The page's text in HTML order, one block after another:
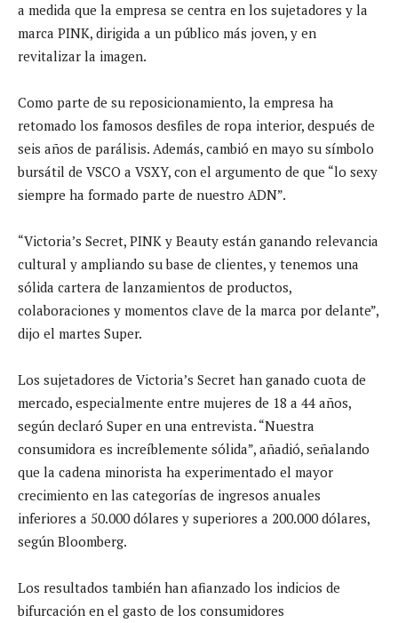
a medida que la empresa se centra en los sujetadores y la
marca PINK, dirigida a un público más joven, y en
revitalizar la imagen.
Como parte de su reposicionamiento, la empresa ha
retomado los famosos desfiles de ropa interior, después de
seis años de parálisis. Además, cambió en mayo su símbolo
bursátil de VSCO a VSXY, con el argumento de que “lo sexy
siempre ha formado parte de nuestro ADN”.
“Victoria’s Secret, PINK y Beauty están ganando relevancia
cultural y ampliando su base de clientes, y tenemos una
sólida cartera de lanzamientos de productos,
colaboraciones y momentos clave de la marca por delante”,
dijo el martes Super.
Los sujetadores de Victoria’s Secret han ganado cuota de
mercado, especialmente entre mujeres de 18 a 44 años,
según declaró Super en una entrevista. “Nuestra
consumidora es increíblemente sólida”, añadió, señalando
que la cadena minorista ha experimentado el mayor
crecimiento en las categorías de ingresos anuales
inferiores a 50.000 dólares y superiores a 200.000 dólares,
según Bloomberg.
Los resultados también han afianzado los indicios de
bifurcación en el gasto de los consumidores